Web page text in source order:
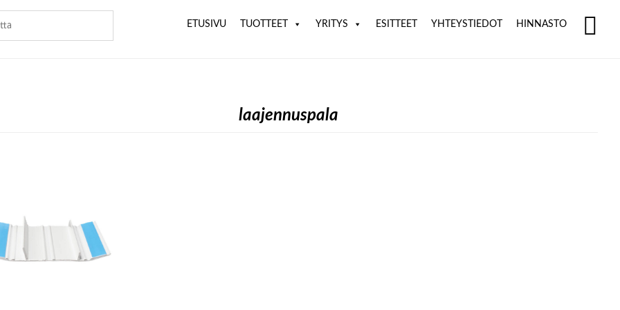
ETUSIVU TUOTTEET YRITYS ESITTEET YHTEYSTIEDOT HINNASTO
laajennuspala